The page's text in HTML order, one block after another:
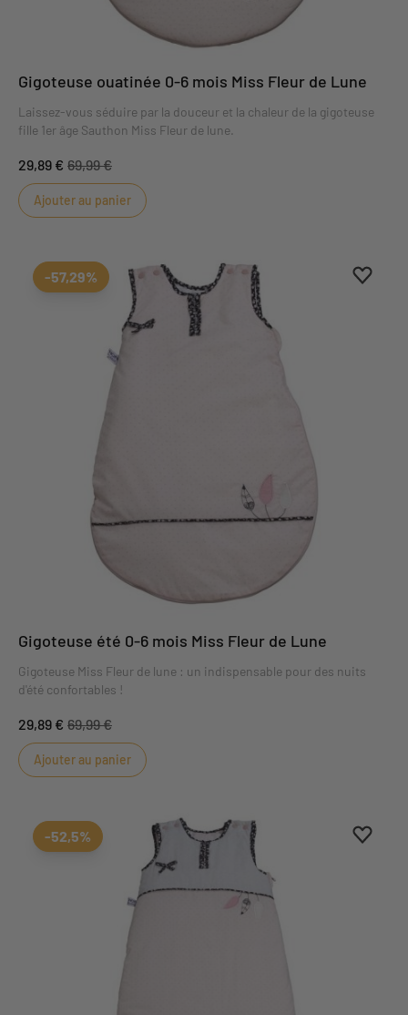
Gigoteuse ouatinée 0-6 mois Miss Fleur de Lune
Laissez-vous séduire par la douceur et la chaleur de la gigoteuse
fille 1er âge Sauthon Miss Fleur de lune.
29,89 € 69,99 €
Ajouter au panier
-57,29%
Gigoteuse été 0-6 mois Miss Fleur de Lune
Gigoteuse Miss Fleur de lune : un indispensable pour des nuits
d'été confortables !
29,89 € 69,99 €
Ajouter au panier
-52,5%